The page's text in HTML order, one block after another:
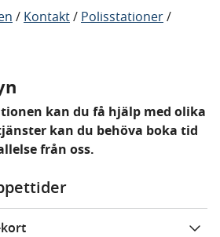
/ Kontakt/ Polisstationer/
kan du få hjälp med olika
kan du behöva boka tid
från oss.
kort